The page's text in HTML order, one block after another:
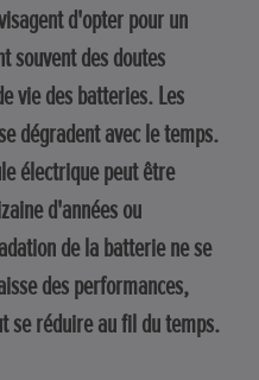
d'opter pour un
souvent des doutes
vie des batteries. Les
dégradent avec le temps.
électrique peut être
d'années ou
de la batterie ne se
des performances,
se réduire au fil du temps.